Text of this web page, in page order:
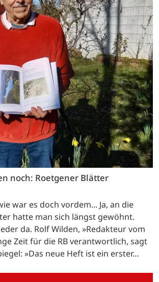
noch: Roetgener Blätter
war es doch vordem... Ja, an die
hatte man sich längst gewöhnt.
da. Rolf Wilden, »Redakteur vom
Zeit für die RB verantwortlich, sagt
»Das neue Heft ist ein erster…